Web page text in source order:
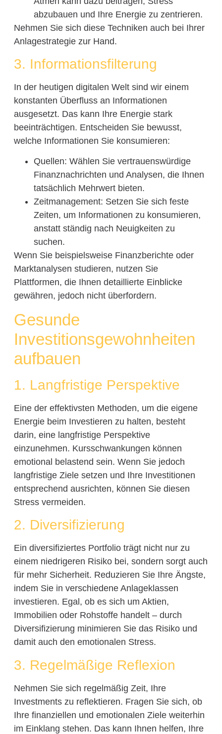
abzubauen und Ihre Energie zu zentrieren.
Nehmen Sie sich diese Techniken auch bei Ihrer
Anlagestrategie zur Hand.
3. Informationsfilterung
In der heutigen digitalen Welt sind wir einem
konstanten Überfluss an Informationen
ausgesetzt. Das kann Ihre Energie stark
beeinträchtigen. Entscheiden Sie bewusst,
welche Informationen Sie konsumieren:
Quellen: Wählen Sie vertrauenswürdige
Finanznachrichten und Analysen, die Ihnen
tatsächlich Mehrwert bieten.
Zeitmanagement: Setzen Sie sich feste
Zeiten, um Informationen zu konsumieren,
anstatt ständig nach Neuigkeiten zu
suchen.
Wenn Sie beispielsweise Finanzberichte oder
Marktanalysen studieren, nutzen Sie
Plattformen, die Ihnen detaillierte Einblicke
gewähren, jedoch nicht überfordern.
Gesunde
Investitionsgewohnheiten
aufbauen
1. Langfristige Perspektive
Eine der effektivsten Methoden, um die eigene
Energie beim Investieren zu halten, besteht
darin, eine langfristige Perspektive
einzunehmen. Kursschwankungen können
emotional belastend sein. Wenn Sie jedoch
langfristige Ziele setzen und Ihre Investitionen
entsprechend ausrichten, können Sie diesen
Stress vermeiden.
2. Diversifizierung
Ein diversifiziertes Portfolio trägt nicht nur zu
einem niedrigeren Risiko bei, sondern sorgt auch
für mehr Sicherheit. Reduzieren Sie Ihre Ängste,
indem Sie in verschiedene Anlageklassen
investieren. Egal, ob es sich um Aktien,
Immobilien oder Rohstoffe handelt – durch
Diversifizierung minimieren Sie das Risiko und
damit auch den emotionalen Stress.
3. Regelmäßige Reflexion
Nehmen Sie sich regelmäßig Zeit, Ihre
Investments zu reflektieren. Fragen Sie sich, ob
Ihre finanziellen und emotionalen Ziele weiterhin
im Einklang stehen. Das kann Ihnen helfen, Ihre